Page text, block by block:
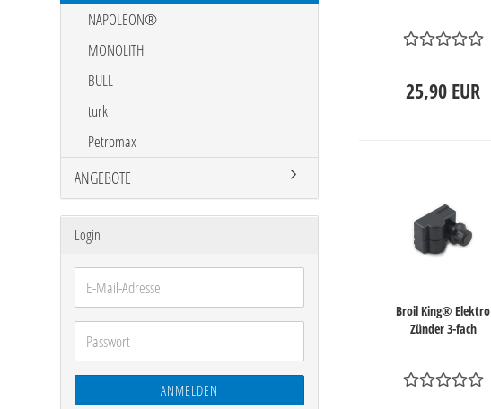
25,90 EUR
Broil King® Elektro
Zünder 3-fach
NAPOLEON®
MONOLITH
BULL
turk
Petromax
ANGEBOTE
Login
E-
Mail-
Adresse
Passwort
ANMELDEN